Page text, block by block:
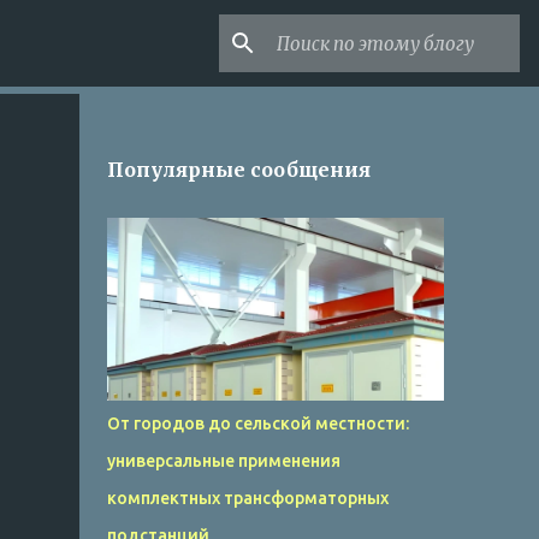
Популярные сообщения
От городов до сельской местности:
универсальные применения
комплектных трансформаторных